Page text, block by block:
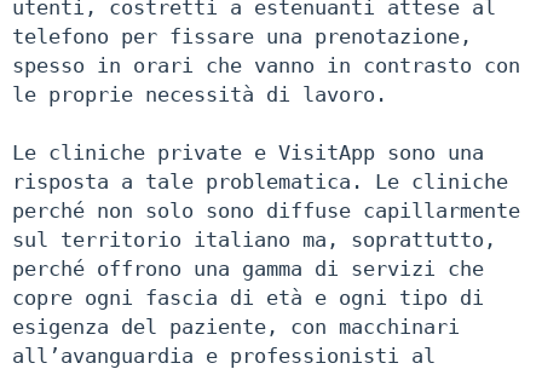
utenti, costretti a estenuanti attese al
telefono per fissare una prenotazione,
spesso in orari che vanno in contrasto con
le proprie necessità di lavoro.
Le cliniche private e VisitApp sono una
risposta a tale problematica. Le cliniche
perché non solo sono diffuse capillarmente
sul territorio italiano ma, soprattutto,
perché offrono una gamma di servizi che
copre ogni fascia di età e ogni tipo di
esigenza del paziente, con macchinari
all’avanguardia e professionisti al